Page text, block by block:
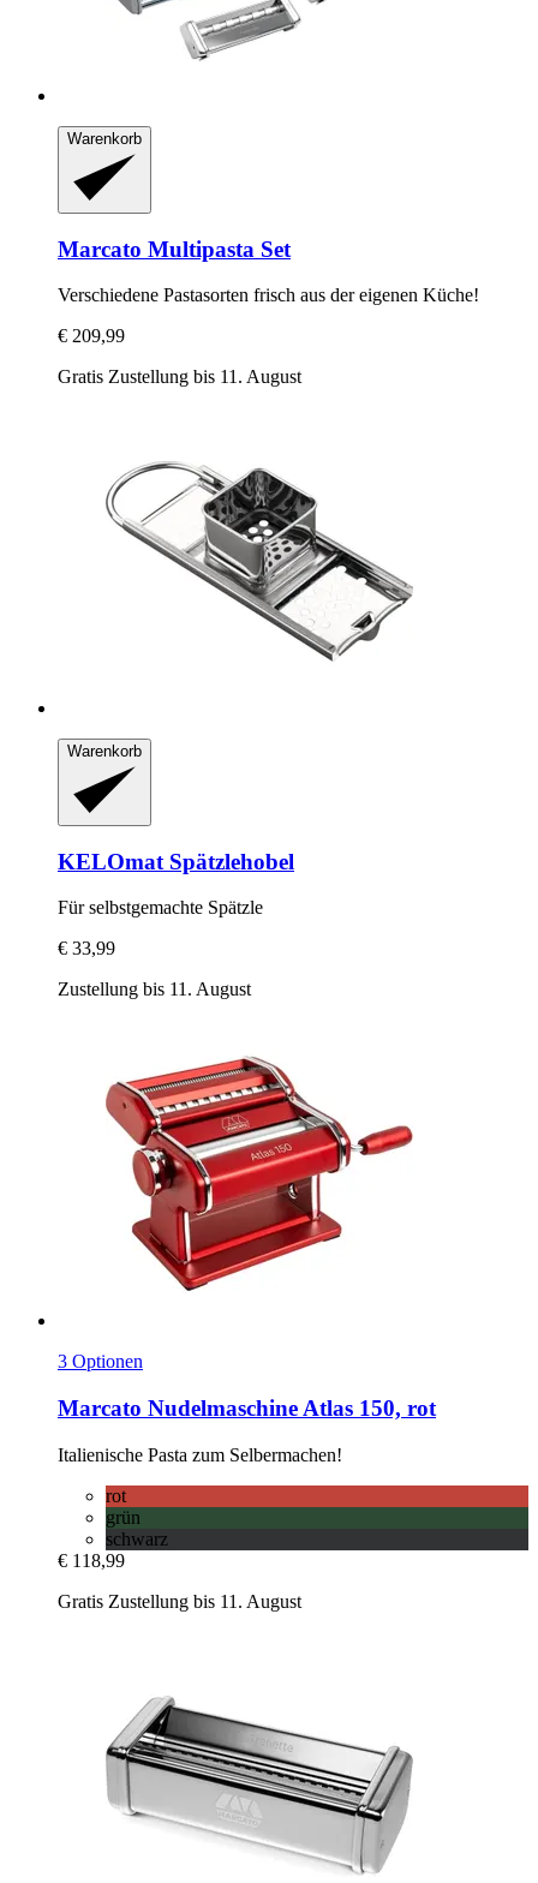
Warenkorb
Marcato Multipasta Set
Verschiedene Pastasorten frisch aus der eigenen Küche!
€ 209,99
Gratis Zustellung bis 11. August
Warenkorb
KELOmat Spätzlehobel
Für selbstgemachte Spätzle
€ 33,99
Zustellung bis 11. August
3 Optionen
Marcato Nudelmaschine Atlas 150, rot
Italienische Pasta zum Selbermachen!
rot
grün
schwarz
€ 118,99
Gratis Zustellung bis 11. August